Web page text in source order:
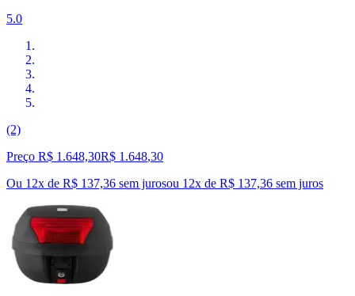
5.0
(2)
Preço R$ 1.648,30R$ 1.648,30
Ou 12x de R$ 137,36 sem jurosou 12x de R$ 137,36 sem juros